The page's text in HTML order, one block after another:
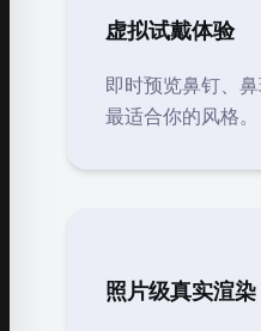
虚拟试戴体验
即时预览鼻钉、
最适合你的风格。
照片级真实渲染